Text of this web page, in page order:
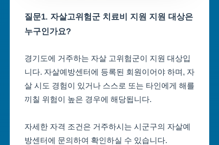
질문1. 자살고위험군 치료비 지원 지원 대상은
누구인가요?
경기도에 거주하는 자살 고위험군이 지원 대상입
니다. 자살예방센터에 등록된 회원이어야 하며, 자
살 시도 경험이 있거나 스스로 또는 타인에게 해를
끼칠 위험이 높은 경우에 해당됩니다.
자세한 자격 조건은 거주하시는 시군구의 자살예
방센터에 문의하여 확인하실 수 있습니다.